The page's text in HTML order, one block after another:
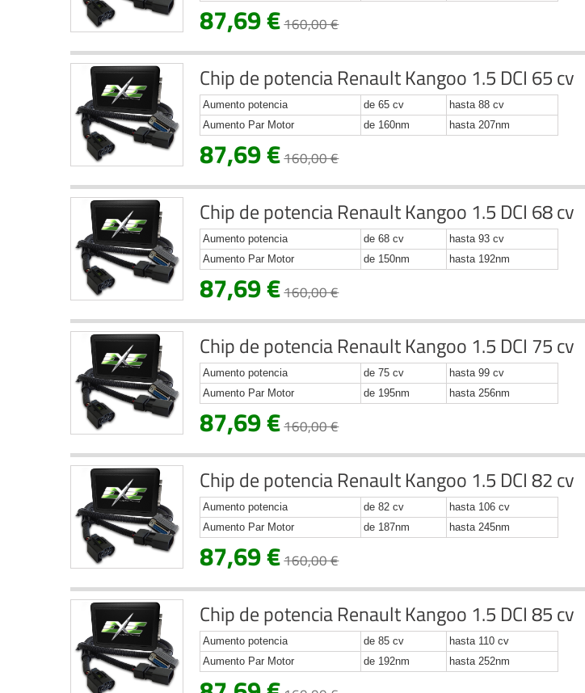
87,69 €160,00 €
Chip de potencia Renault Kangoo 1.5 DCI 65 cv
Aumento potencia de 65 cv
hasta 88 cv
Aumento Par Motor
de 160nm hasta 207nm
87,69 €160,00 €
Chip de potencia Renault Kangoo 1.5 DCI 68 cv
Aumento potencia de 68 cv
hasta 93 cv
Aumento Par Motor
de 150nm hasta 192nm
87,69 €160,00 €
Chip de potencia Renault Kangoo 1.5 DCI 75 cv
Aumento potencia de 75 cv
hasta 99 cv
Aumento Par Motor
de 195nm hasta 256nm
87,69 €160,00 €
Chip de potencia Renault Kangoo 1.5 DCI 82 cv
Aumento potencia de 82 cv
hasta 106 cv
Aumento Par Motor
de 187nm hasta 245nm
87,69 €160,00 €
Chip de potencia Renault Kangoo 1.5 DCI 85 cv
Aumento potencia de 85 cv
hasta 110 cv
Aumento Par Motor
de 192nm hasta 252nm